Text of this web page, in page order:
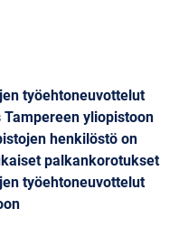
työehtoneuvottelut
yliopistoon
henkilöstö on
palkankorotukset
työehtoneuvottelut